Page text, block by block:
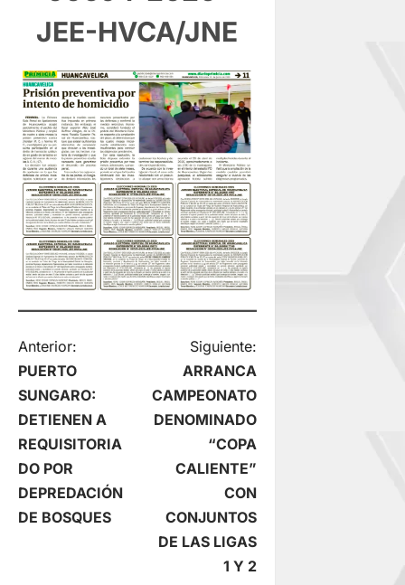
JEE-HVCA/JNE
N
a
v
e
g
Anterior:
PUERTO
SUNGARO:
DETIENEN A
REQUISITORIA
DO POR
DEPREDACIÓN
DE BOSQUES
Siguiente:
ARRANCA
CAMPEONATO
DENOMINADO
“COPA
CALIENTE”
CON
CONJUNTOS
DE LAS LIGAS
1 Y 2